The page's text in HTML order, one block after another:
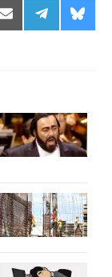
Share
on
Share
on
on